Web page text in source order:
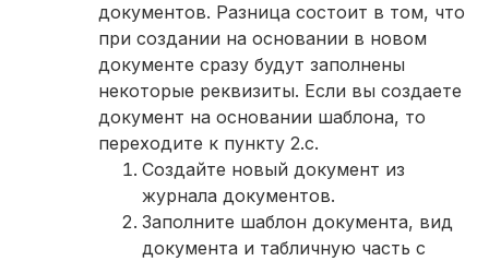
документов. Разница состоит в том, что
при создании на основании в новом
документе сразу будут заполнены
некоторые реквизиты. Если вы создаете
документ на основании шаблона, то
переходите к пункту 2.с.
Создайте новый документ из
журнала документов.
Заполните шаблон документа, вид
документа и табличную часть с